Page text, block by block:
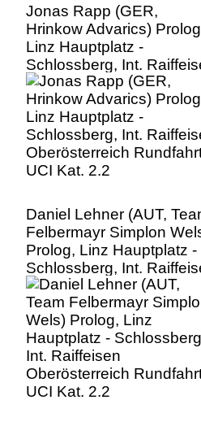
Jonas Rapp (GER,
Hrinkow Advarics)
Linz Hauptplatz -
Schlossberg, Int.
Oberösterreich Rundfahrt
UCI Kat. 2.2
Daniel Lehner (AUT,
Felbermayr Simplon
Prolog, Linz Hauptplatz -
Schlossberg, Int.
Oberösterreich Rundfahrt
UCI Kat. 2.2